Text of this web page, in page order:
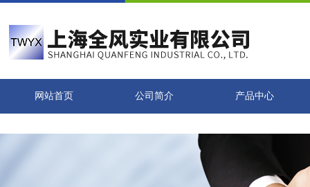
网站首页 公司简介 产品中心